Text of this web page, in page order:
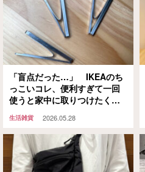
「盲点だった…」 IKEAのち
っこいコレ、便利すぎて一回
使うと家中に取りつけたくな
生活雑貨 2026.05.28